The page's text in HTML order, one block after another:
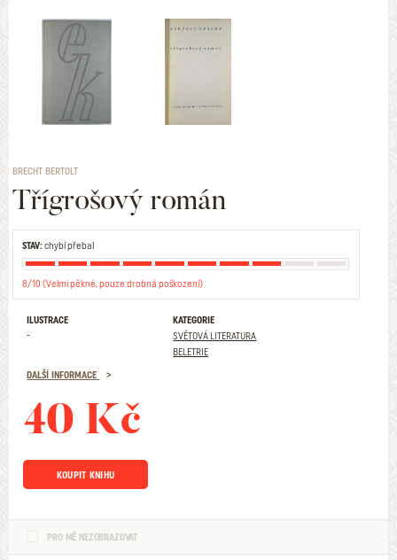
BRECHT BERTOLT
Třígrošový román
STAV:chybí přebal
8/10 (Velmi pěkné, pouze drobná poškození)
ILUSTRACE
-
KATEGORIE
SVĚTOVÁ LITERATURA
BELETRIE
DALŠÍ INFORMACE
40 Kč
KOUPIT KNIHU
PRO MĚ NEZOBRAZOVAT